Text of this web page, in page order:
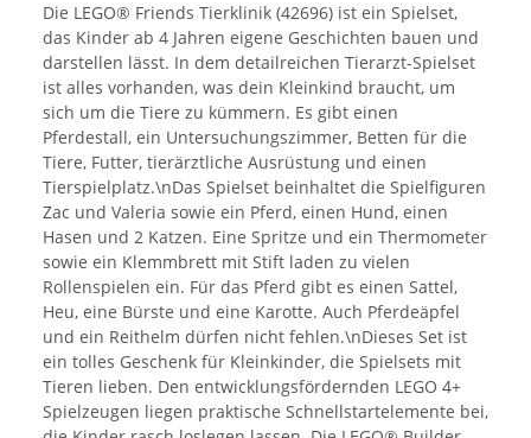
Die LEGO® Friends Tierklinik (42696) ist ein Spielset,
das Kinder ab 4 Jahren eigene Geschichten bauen und
darstellen lässt. In dem detailreichen Tierarzt-Spielset
ist alles vorhanden, was dein Kleinkind braucht, um
sich um die Tiere zu kümmern. Es gibt einen
Pferdestall, ein Untersuchungszimmer, Betten für die
Tiere, Futter, tierärztliche Ausrüstung und einen
Tierspielplatz.\nDas Spielset beinhaltet die Spielfiguren
Zac und Valeria sowie ein Pferd, einen Hund, einen
Hasen und 2 Katzen. Eine Spritze und ein Thermometer
sowie ein Klemmbrett mit Stift laden zu vielen
Rollenspielen ein. Für das Pferd gibt es einen Sattel,
Heu, eine Bürste und eine Karotte. Auch Pferdeäpfel
und ein Reithelm dürfen nicht fehlen.\nDieses Set ist
ein tolles Geschenk für Kleinkinder, die Spielsets mit
Tieren lieben. Den entwicklungsfördernden LEGO 4+
Spielzeugen liegen praktische Schnellstartelemente bei,